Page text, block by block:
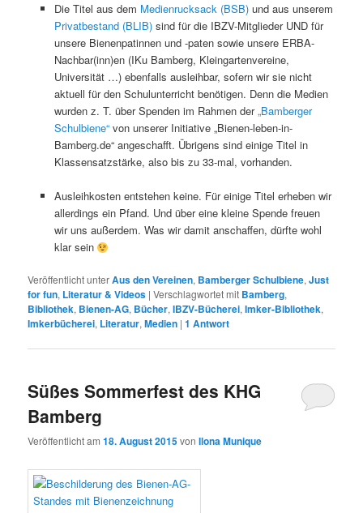
Die Titel aus dem Medienrucksack (BSB)und aus unserem
Privatbestand (BLIB) sind für die IBZV-Mitglieder UND für
unsere Bienenpatinnen und -paten sowie unsere ERBA-
Nachbar(inn)en (IKu Bamberg, Kleingartenvereine,
Universität …) ebenfalls ausleihbar, sofern wir sie nicht
aktuell für den Schulunterricht benötigen. Denn die Medien
wurden z. T. über Spenden im Rahmen der„Bamberger
Schulbiene“von unserer Initiative „Bienen-leben-in-
Bamberg.de“ angeschafft. Übrigens sind einige Titel in
Klassensatzstärke, also bis zu 33-mal, vorhanden.
Ausleihkosten entstehen keine. Für einige Titel erheben wir
allerdings ein Pfand. Und über eine kleine Spende freuen
wir uns außerdem. Was wir damit anschaffen, dürfte wohl
klar sein
Veröffentlicht unterAus den Vereinen, Bamberger Schulbiene,Just
for fun, Literatur & Videos |Verschlagwortet mit Bamberg,
Bibliothek, Bienen-AG, Bücher,IBZV-Bücherei,Imker-Bibliothek,
Imkerbücherei, Literatur,Medien |1 Antwort
Süßes Sommerfest des KHG
Bamberg
Veröffentlicht am18. August 2015vonIlona Munique